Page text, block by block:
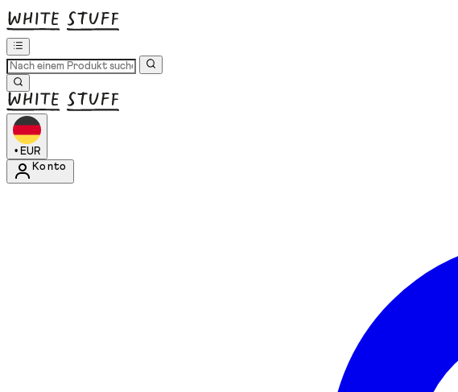
• EUR
Konto